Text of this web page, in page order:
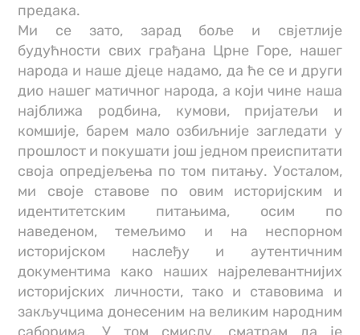
предака.
Ми се зато, зарад боље и свјетлије
будућности свих грађана Црне Горе, нашег
народа и наше дјеце надамо, да ће се и други
дио нашег матичног народа, а који чине наша
најближа родбина, кумови, пријатељи и
комшије, барем мало озбиљније загледати у
прошлост и покушати још једном преиспитати
своја опредјељења по том питању. Уосталом,
ми своје ставове по овим историјским и
идентитетским питањима, осим по
наведеном, темељимо и на неспорном
историјском наслеђу и аутентичним
документима како наших најрелевантнијих
историјских личности, тако и ставовима и
закључцима донесеним на великим народним